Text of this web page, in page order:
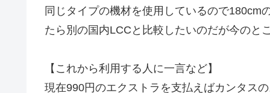
同じタイプの機材を使用しているので180cm
たら別の国内LCCと比較したいのだが今のと
【これから利用する人に一言など】
現在990円のエクストラを支払えばカンタス